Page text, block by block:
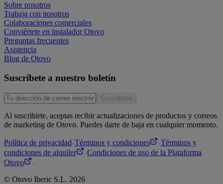
Sobre nosotros
Trabaja con nosotros
Colaboraciones comerciales
Conviértete en instalador Otovo
Preguntas frecuentes
Asistencia
Blog de Otovo
Suscríbete a nuestro boletín
Suscribirse
Al suscribirte, aceptas recibir actualizaciones de productos y correos
de marketing de Otovo. Puedes darte de baja en cualquier momento.
Política de privacidad Términos y condiciones
Términos y
condiciones de alquiler
Condiciones de uso de la Plataforma
Otovo
© Otovo Iberic S.L. 2026